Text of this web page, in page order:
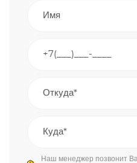
Наш менеджер позвонит